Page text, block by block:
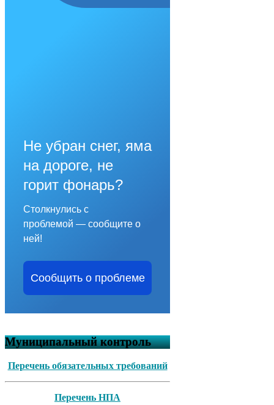
Не убран снег, яма
на дороге, не
горит фонарь?
Столкнулись с
проблемой — сообщите о
ней!
Сообщить о проблеме
Муниципальный контроль
Перечень обязательных требований
Перечень НПА